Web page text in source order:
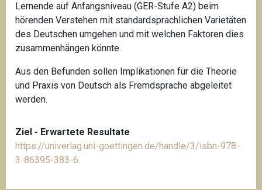
Lernende auf Anfangsniveau (GER-Stufe A2) beim
hörenden Verstehen mit standardsprachlichen Varietäten
des Deutschen umgehen und mit welchen Faktoren dies
zusammenhängen könnte.
Aus den Befunden sollen Implikationen für die Theorie
und Praxis von Deutsch als Fremdsprache abgeleitet
werden.
Ziel - Erwartete Resultate
https://univerlag.uni-goettingen.de/handle/3/isbn-978-
3-86395-383-6.